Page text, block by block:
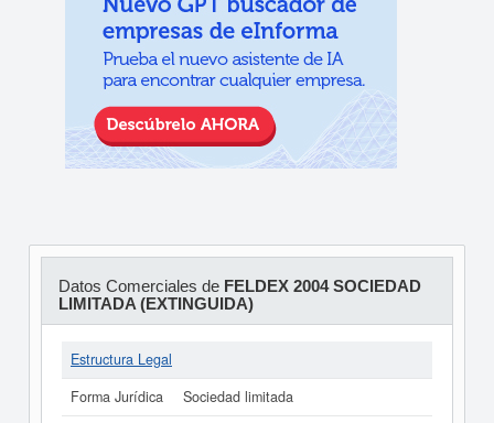
Datos Comerciales de FELDEX 2004 SOCIEDAD
LIMITADA (EXTINGUIDA)
Estructura Legal
Forma Jurídica
Sociedad limitada